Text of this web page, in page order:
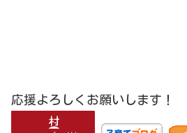
応援よろしくお願いします！